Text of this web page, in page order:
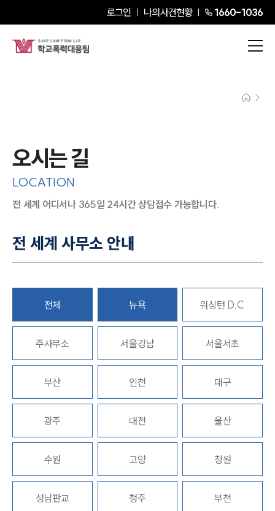
로그인 나의사건현황 1660-1036
팀소개
오시는 길
글로벌 파트너 로펌
고객의 소리
통합검색
AI대륜
오시는 길
LOCATION
전 세계 어디서나 365일 24시간 상담접수 가능합니다.
전 세계 사무소 안내
전체 뉴욕 워싱턴 D.C.
주사무소 서울강남 서울서초
부산 인천 대구
광주 대전 울산
수원 고양 창원
성남판교 청주 부천